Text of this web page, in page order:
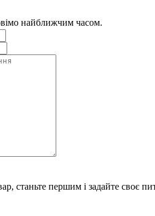
найближчим часом.
станьте першим і задайте своє